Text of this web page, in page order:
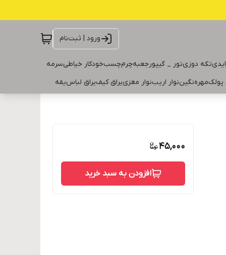
ورود | ثبت‌نام
تکه دوزیتور _ گیپورجعبهچرمچسبخودکار خیاطیسرمه
پولکمهرهنگیننوار اریبنوار مغزییراق کیفیراق لباسیقه
45,000
افزودن به سبد خرید